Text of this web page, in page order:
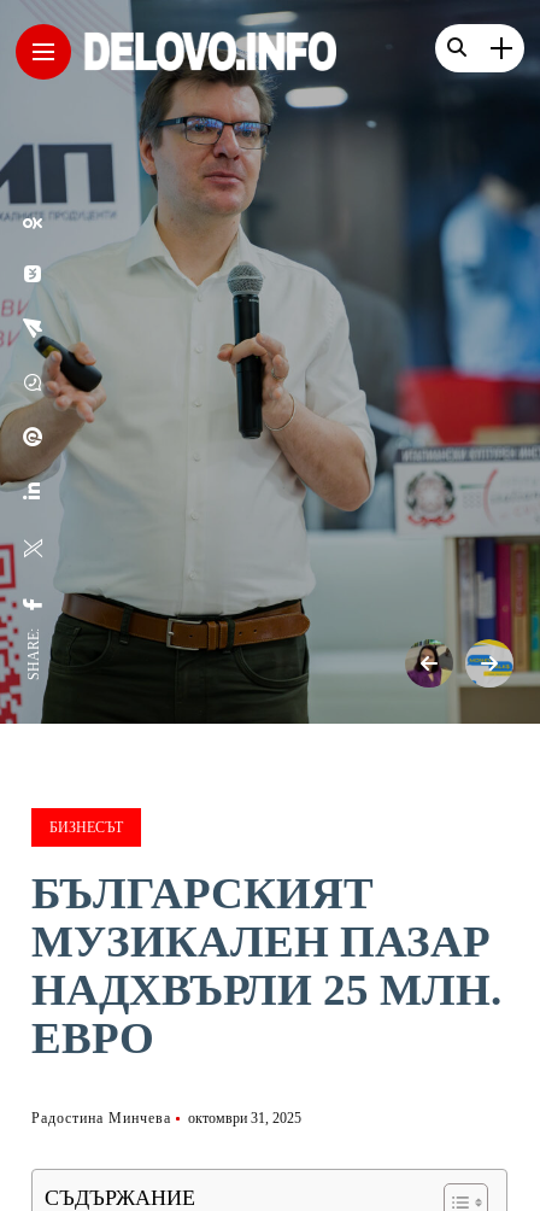
SHARE:
БИЗНЕСЪТ
БЪЛГАРСКИЯТ
МУЗИКАЛЕН ПАЗАР
НАДХВЪРЛИ 25 МЛН.
ЕВРО
Радостина Минчева октомври 31, 2025
СЪДЪРЖАНИЕ